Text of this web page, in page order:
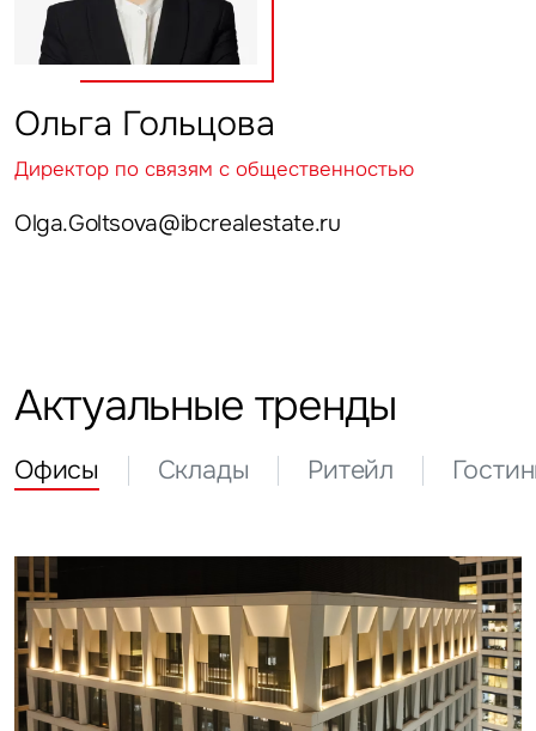
Ольга Гольцова
Директор по связям с общественностью
Olga.Goltsova@ibcrealestate.ru
Актуальные тренды
Офисы Склады Ритейл